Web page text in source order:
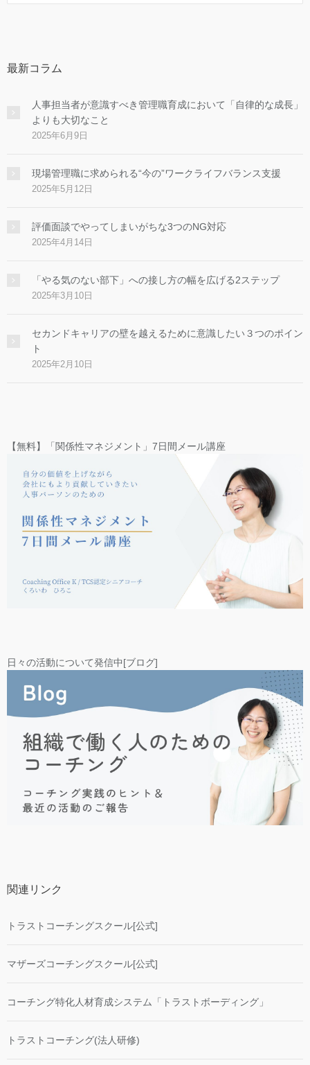
最新コラム
人事担当者が意識すべき管理職育成において「自律的な成長」
よりも大切なこと
2025年6月9日
現場管理職に求められる“今の”ワークライフバランス支援
2025年5月12日
評価面談でやってしまいがちな3つのNG対応
2025年4月14日
「やる気のない部下」への接し方の幅を広げる2ステップ
2025年3月10日
セカンドキャリアの壁を越えるために意識したい３つのポイン
ト
2025年2月10日
【無料】「関係性マネジメント」7日間メール講座
日々の活動について発信中[ブログ]
関連リンク
トラストコーチングスクール[公式]
マザーズコーチングスクール[公式]
コーチング特化人材育成システム「トラストボーディング」
トラストコーチング(法人研修)